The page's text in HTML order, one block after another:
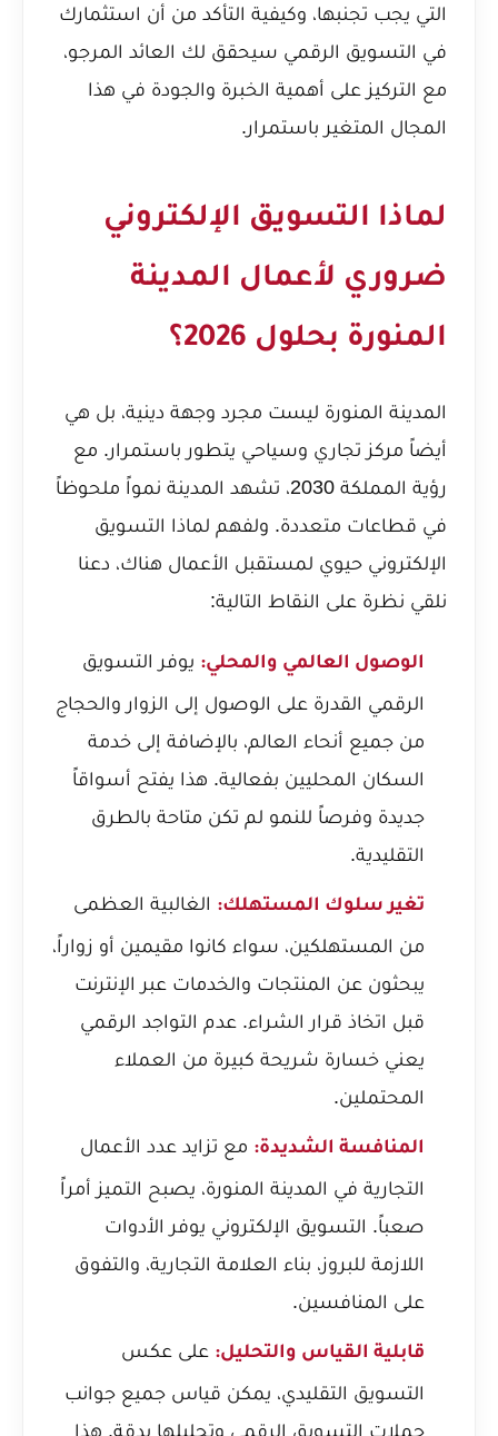
التي يجب تجنبها، وكيفية التأكد من أن استثمارك
في التسويق الرقمي سيحقق لك العائد المرجو،
مع التركيز على أهمية الخبرة والجودة في هذا
المجال المتغير باستمرار.
لماذا التسويق الإلكتروني
ضروري لأعمال المدينة
المنورة بحلول 2026؟
المدينة المنورة ليست مجرد وجهة دينية، بل هي
أيضاً مركز تجاري وسياحي يتطور باستمرار. مع
رؤية المملكة 2030، تشهد المدينة نمواً ملحوظاً
في قطاعات متعددة. ولفهم لماذا التسويق
الإلكتروني حيوي لمستقبل الأعمال هناك، دعنا
نلقي نظرة على النقاط التالية:
الوصول العالمي والمحلي: يوفر التسويق
الرقمي القدرة على الوصول إلى الزوار والحجاج
من جميع أنحاء العالم، بالإضافة إلى خدمة
السكان المحليين بفعالية. هذا يفتح أسواقاً
جديدة وفرصاً للنمو لم تكن متاحة بالطرق
التقليدية.
تغير سلوك المستهلك: الغالبية العظمى
من المستهلكين، سواء كانوا مقيمين أو زواراً،
يبحثون عن المنتجات والخدمات عبر الإنترنت
قبل اتخاذ قرار الشراء. عدم التواجد الرقمي
يعني خسارة شريحة كبيرة من العملاء
المحتملين.
المنافسة الشديدة: مع تزايد عدد الأعمال
التجارية في المدينة المنورة، يصبح التميز أمراً
صعباً. التسويق الإلكتروني يوفر الأدوات
اللازمة للبروز، بناء العلامة التجارية، والتفوق
على المنافسين.
قابلية القياس والتحليل: على عكس
التسويق التقليدي، يمكن قياس جميع جوانب
حملات التسويق الرقمي وتحليلها بدقة. هذا